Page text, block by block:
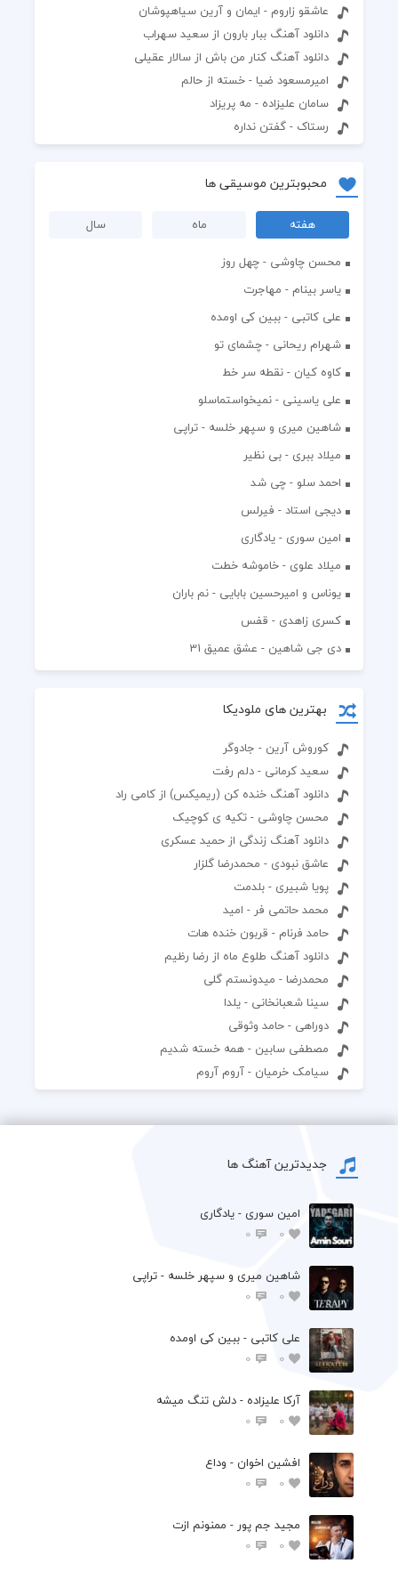
عاشقو زاروم - ایمان و آرین سیاهپوشان
دانلود آهنگ ببار بارون از سعید سهراب
دانلود آهنگ کنار من باش از سالار عقیلی
امیرمسعود ضیا - خسته از حالم
سامان علیزاده - مه پریزاد
رستاک - گفتن نداره
محبوبترین موسیقی ها
هفته ماه
سال
محسن چاوشی - چهل روز
یاسر بینام - مهاجرت
علی کاتبی - ببین کی اومده
شهرام ریحانی - چشمای تو
کاوه کیان - نقطه سر خط
علی یاسینی - نمیخواستماسلو
شاهین میری و سپهر خلسه - تراپی
میلاد ببری - بی نظیر
احمد سلو - چی شد
دیجی استاد - فیرلس
امین سوری - یادگاری
میلاد علوی - خاموشه خطت
یوناس و امیرحسین بابایی - نم باران
کسری زاهدی - قفس
دی جی شاهین - عشق عمیق 31
بهترین های ملودیکا
کوروش آرین - جادوگر
سعید کرمانی - دلم رفت
دانلود آهنگ خنده کن (ریمیکس) از کامی راد
محسن چاوشی - تکیه ی کوچیک
دانلود آهنگ زندگی از حمید عسکری
عاشق نبودی - محمدرضا گلزار
پویا شبیری - بلدمت
محمد حاتمی فر - امید
حامد فرنام - قربون خنده هات
دانلود آهنگ طلوع ماه از رضا رظیم
محمدرضا - میدونستم گلی
سینا شعبانخانی - یلدا
دوراهی - حامد وثوقی
مصطفی سابین - همه خسته شدیم
سیامک خرمیان - آروم آروم
جدیدترین آهنگ ها
امین سوری - یادگاری
0
0
شاهین میری و سپهر خلسه - تراپی
0
0
علی کاتبی - ببین کی اومده
0
0
آرکا علیزاده - دلش تنگ میشه
0
0
افشين اخوان - وداع
0
0
مجید جم پور - ممنونم ازت
0
0